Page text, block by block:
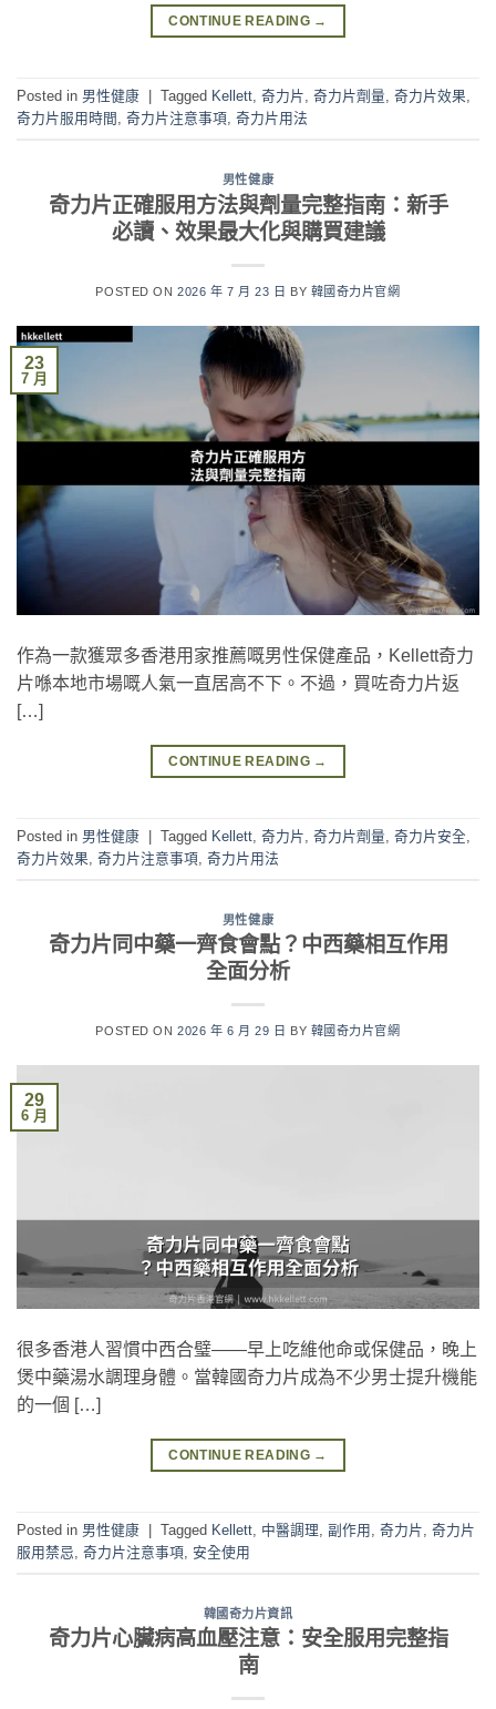
CONTINUE READING →
Posted in 男性健康 Tagged Kellett, 奇力片, 奇力片劑量, 奇力片效果,
奇力片服用時間 , 奇力片注意事項, 奇力片用法
男性健康
奇力片正確服用方法與劑量完整指南：新手
必讀、效果最大化與購買建議
POSTED ON2026 年 7 月 23 日 BY 韓國奇力片官網
23
7 月
作為一款獲眾多香港用家推薦嘅男性保健產品，Kellett奇力
片喺本地市場嘅人氣一直居高不下。不過，買咗奇力片返
[…]
CONTINUE READING →
Posted in 男性健康 Tagged Kellett, 奇力片, 奇力片劑量, 奇力片安全,
奇力片效果, 奇力片注意事項, 奇力片用法
男性健康
奇力片同中藥一齊食會點？中西藥相互作用
全面分析
POSTED ON2026 年 6 月 29 日 BY 韓國奇力片官網
29
6 月
很多香港人習慣中西合璧——早上吃維他命或保健品，晚上
煲中藥湯水調理身體。當韓國奇力片成為不少男士提升機能
的一個 […]
CONTINUE READING →
Posted in 男性健康 Tagged Kellett, 中醫調理, 副作用 , 奇力片, 奇力片
服用禁忌, 奇力片注意事項, 安全使用
韓國奇力片資訊
奇力片心臟病高血壓注意：安全服用完整指
南